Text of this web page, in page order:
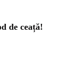
de ceață!